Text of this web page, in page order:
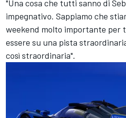
"Una cosa che tutti sanno di
impegnativo. Sappiamo che
weekend molto importante per
essere su una pista
così straordinaria".